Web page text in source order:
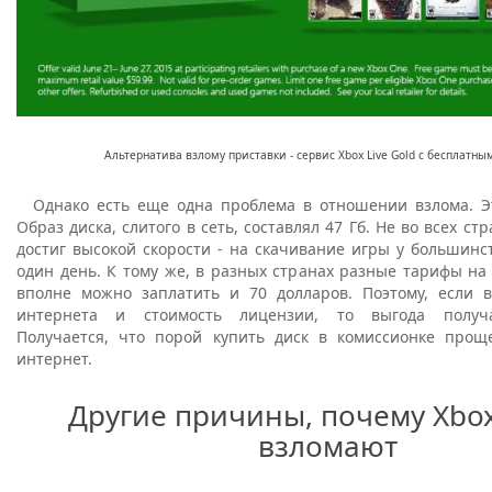
Альтернатива взлому приставки - сервис Xbox Live Gold с
Однако есть еще одна проблема в отношении взлома.
Образ диска, слитого в сеть, составлял 47 Гб. Не во всех
достиг высокой скорости - на скачивание игры у
один день. К тому же, в разных странах разные тарифы на
вполне можно заплатить и 70 долларов. Поэтому, если
интернета и стоимость лицензии, то выгода
Получается, что порой купить диск в комиссионке
интернет.
Другие причины, почему
взломают